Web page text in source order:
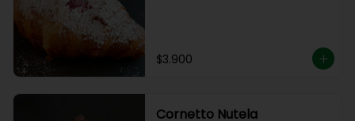
$3.900
Cornetto Nutela